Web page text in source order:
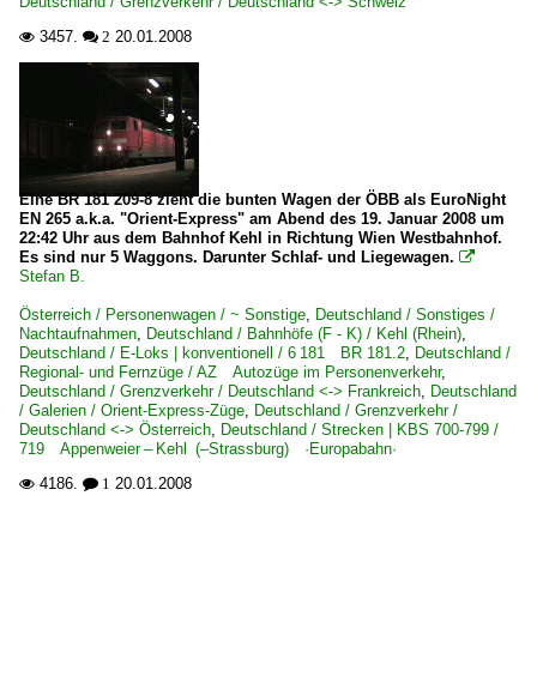
 3457.  2 20.01.2008
Eine BR 181 209-8 zieht die bunten Wagen der ÖBB als EuroNight
EN 265 a.k.a. "Orient-Express" am Abend des 19. Januar 2008 um
22:42 Uhr aus dem Bahnhof Kehl in Richtung Wien Westbahnhof.
Es sind nur 5 Waggons. Darunter Schlaf- und Liegewagen. 
Stefan B.
Österreich / Personenwagen / ~ Sonstige, Deutschland / Sonstiges /
Nachtaufnahmen, Deutschland / Bahnhöfe (F - K) / Kehl (Rhein),
Deutschland / E-Loks | konventionell / 6 181 BR 181.2, Deutschland /
Regional- und Fernzüge / AZ Autozüge im Personenverkehr,
Deutschland / Grenzverkehr / Deutschland <-> Frankreich, Deutschland
/ Galerien / Orient-Express-Züge, Deutschland / Grenzverkehr /
Deutschland <-> Österreich, Deutschland / Strecken | KBS 700-799 /
719 Appenweier – Kehl (–Strassburg) ·Europabahn·
 4186.  1 20.01.2008